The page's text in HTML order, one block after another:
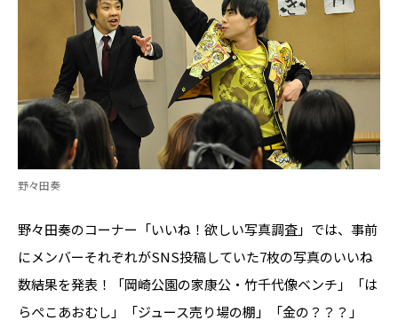
野々田奏
野々田奏のコーナー「いいね！欲しい写真調査」では、事前
にメンバーそれぞれがSNS投稿していた7枚の写真のいいね
数結果を発表！「岡崎公園の家康公・竹千代像ベンチ」「は
らぺこあおむし」「ジュース売り場の棚」「金の？？？」